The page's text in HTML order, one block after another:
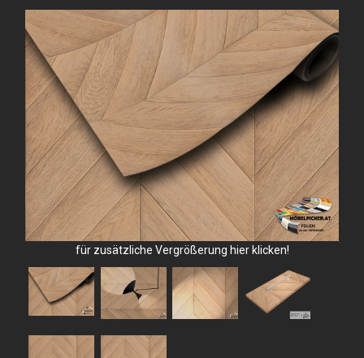
für zusätzliche Vergrößerung hier klicken!